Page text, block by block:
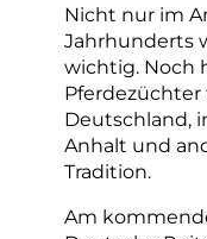
Nicht nur im
Jahrhunderts
wichtig. Noch
Pferdezüchter
Deutschland,
Anhalt und
Tradition.
Am